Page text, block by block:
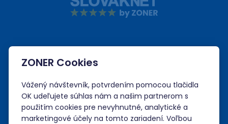
Služby
Technológie
ZONER Cookies
Vážený návštevník, potvrdením pomocou tlačidla
OK udeľujete súhlas nám a našim partnerom s
použitím cookies pre nevyhnutné, analytické a
marketingové účely na tomto zariadení. Voľbou